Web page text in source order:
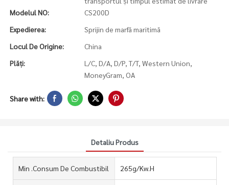
Modelul NO:
CS200D
Expedierea:
Sprijin de marfă maritimă
Locul De Origine:
China
Plăți:
L/C, D/A, D/P, T/T, Western Union,
MoneyGram, OA
Share with:
Detaliu Produs
Min .Consum De Combustibil 265g/Kw.H